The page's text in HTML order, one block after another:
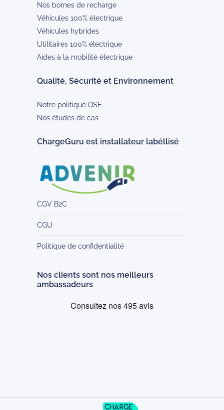
Nos bornes de recharge
Véhicules 100% électrique
Véhicules hybrides
Utilitaires 100% électrique
Aides à la mobilité électrique
Qualité, Sécurité et Environnement
Notre politique QSE
Nos études de cas
ChargeGuru est installateur labéllisé
CGV B2C
CGU
Politique de confidentialité
Nos clients sont nos meilleurs
ambassadeurs